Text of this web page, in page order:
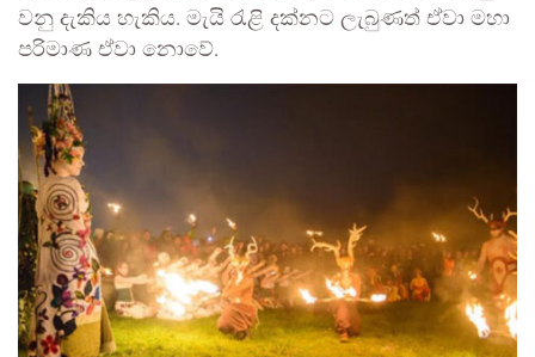
වනු දැකිය හැකිය. මැයි රැළි දක්නට ලැබුණත් ඒවා මහා
පරිමාණ ඒවා නොවේ.